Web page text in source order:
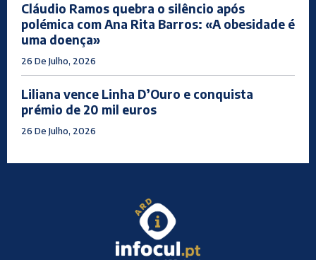
Cláudio Ramos quebra o silêncio após
polémica com Ana Rita Barros: «A obesidade é
uma doença»
26 De Julho, 2026
Liliana vence Linha D’Ouro e conquista
prémio de 20 mil euros
26 De Julho, 2026